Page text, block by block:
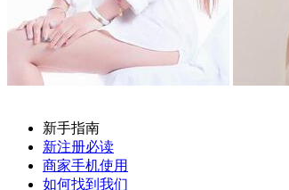
新手指南
新注册必读
商家手机使用
如何找到我们